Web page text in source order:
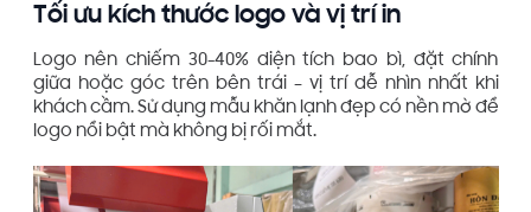
Tối ưu kích thước logo và vị trí in
Logo nên chiếm 30-40% diện tích bao bì, đặt chính
giữa hoặc góc trên bên trái – vị trí dễ nhìn nhất khi
khách cầm. Sử dụng mẫu khăn lạnh đẹp có nền mờ để
logo nổi bật mà không bị rối mắt.